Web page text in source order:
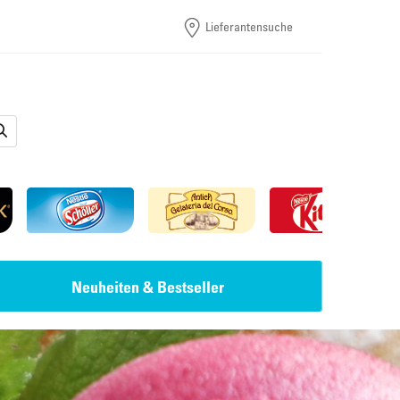
Lieferantensuche
Neuheiten & Bestseller